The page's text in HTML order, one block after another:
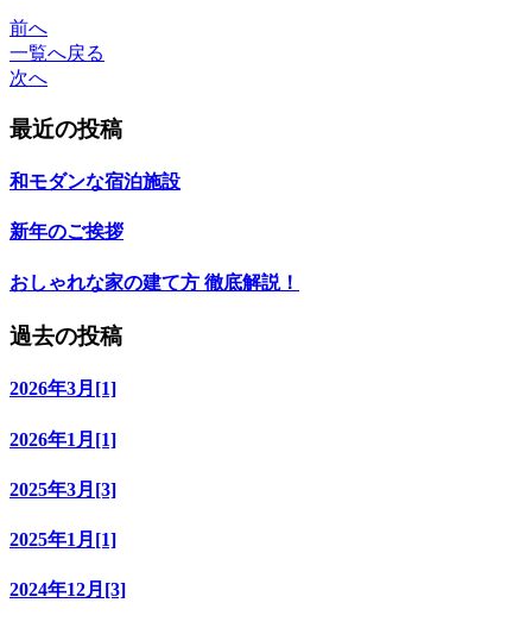
前へ
一覧へ戻る
次へ
最近の投稿
和モダンな宿泊施設
新年のご挨拶
おしゃれな家の建て方 徹底解説！
過去の投稿
2026年3月[1]
2026年1月[1]
2025年3月[3]
2025年1月[1]
2024年12月[3]